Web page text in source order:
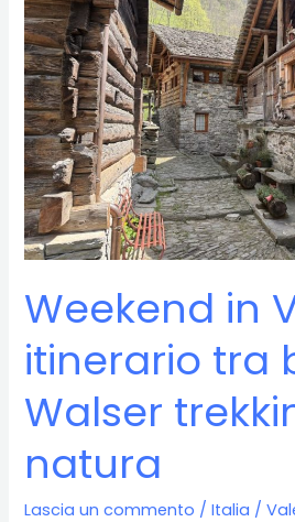
mare,
ciclabili
e
natura
Weekend in
itinerario tra
Walser
natura
Lascia un commento /Italia /